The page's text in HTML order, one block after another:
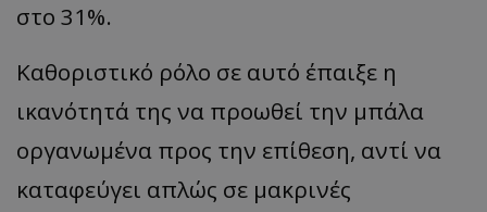
στο 31%.
Καθοριστικό ρόλο σε αυτό έπαιξε η
ικανότητά της να προωθεί την μπάλα
οργανωμένα προς την επίθεση, αντί να
καταφεύγει απλώς σε μακρινές